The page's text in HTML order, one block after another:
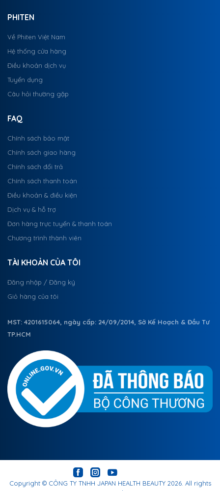
PHITEN
Về Phiten Việt Nam
Hệ thống cửa hàng
Điều khoản dịch vụ
Tuyển dụng
Câu hỏi thường gặp
FAQ
Chính sách bảo mật
Chính sách giao hàng
Chính sách đổi trả
Chính sách thanh toán
Điều khoản & điều kiện
Dịch vụ & hỗ trợ
Đơn hàng trực tuyến & thanh toán
Chương trình thành viên
TÀI KHOẢN CỦA TÔI
Đăng nhập / Đăng ký
Giỏ hàng của tôi
MST: 4201615064, ngày cấp: 24/09/2014, Sở Kế Hoạch & Đầu Tư
TP.HCM
Copyright © CÔNG TY TNHH JAPAN HEALTH BEAUTY2026. All rights